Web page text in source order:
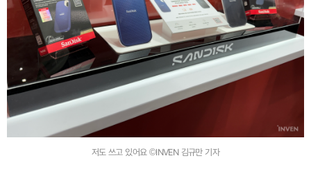
저도 쓰고 있어요 ©INVEN 김규만 기자